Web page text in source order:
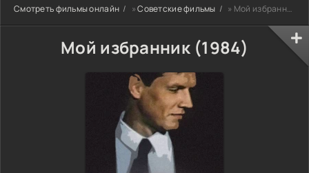
Смотреть фильмы онлайн »Советские фильмы » Мой избранник (1984)
Мой избранник (1984)